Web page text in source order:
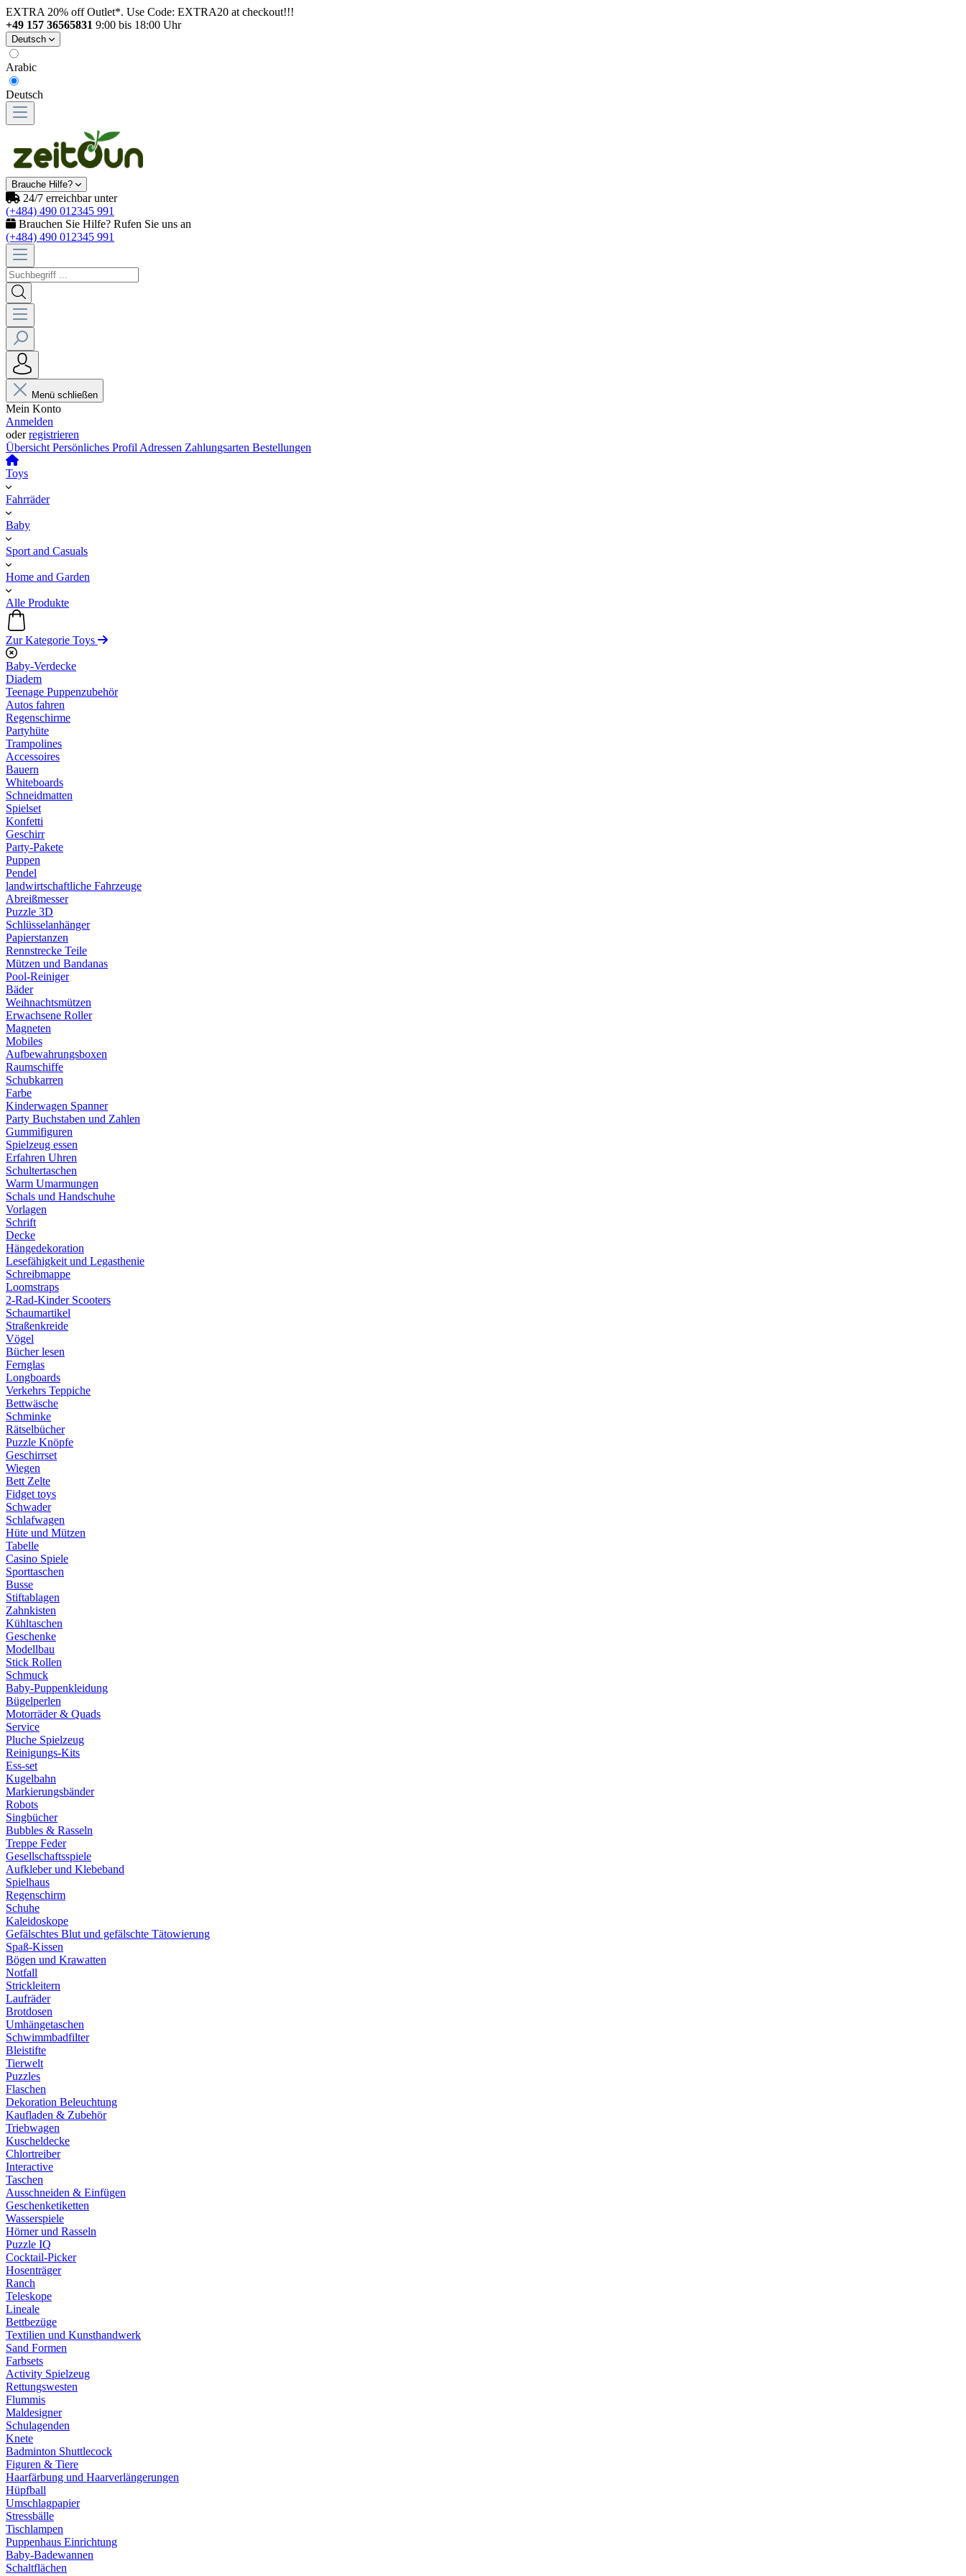
EXTRA 20% off Outlet*. Use Code: EXTRA20 at checkout!!!
+49 157 36565831 9:00 bis 18:00 Uhr
Deutsch
Arabic
Deutsch
Brauche Hilfe?
24/7 erreichbar unter
(+484) 490 012345 991
Brauchen Sie Hilfe? Rufen Sie uns an
(+484) 490 012345 991
Menü schließen
Mein Konto
Anmelden
oderregistrieren
Übersicht Persönliches Profil Adressen Zahlungsarten Bestellungen
Toys
Fahrräder
Baby
Sport and Casuals
Home and Garden
Alle Produkte
Zur Kategorie Toys
Baby-Verdecke
Diadem
Teenage Puppenzubehör
Autos fahren
Regenschirme
Partyhüte
Trampolines
Accessoires
Bauern
Whiteboards
Schneidmatten
Spielset
Konfetti
Geschirr
Party-Pakete
Puppen
Pendel
landwirtschaftliche Fahrzeuge
Abreißmesser
Puzzle 3D
Schlüsselanhänger
Papierstanzen
Rennstrecke Teile
Mützen und Bandanas
Pool-Reiniger
Bäder
Weihnachtsmützen
Erwachsene Roller
Magneten
Mobiles
Aufbewahrungsboxen
Raumschiffe
Schubkarren
Farbe
Kinderwagen Spanner
Party Buchstaben und Zahlen
Gummifiguren
Spielzeug essen
Erfahren Uhren
Schultertaschen
Warm Umarmungen
Schals und Handschuhe
Vorlagen
Schrift
Decke
Hängedekoration
Lesefähigkeit und Legasthenie
Schreibmappe
Loomstraps
2-Rad-Kinder Scooters
Schaumartikel
Straßenkreide
Vögel
Bücher lesen
Fernglas
Longboards
Verkehrs Teppiche
Bettwäsche
Schminke
Rätselbücher
Puzzle Knöpfe
Geschirrset
Wiegen
Bett Zelte
Fidget toys
Schwader
Schlafwagen
Hüte und Mützen
Tabelle
Casino Spiele
Sporttaschen
Busse
Stiftablagen
Zahnkisten
Kühltaschen
Geschenke
Modellbau
Stick Rollen
Schmuck
Baby-Puppenkleidung
Bügelperlen
Motorräder & Quads
Service
Pluche Spielzeug
Reinigungs-Kits
Ess-set
Kugelbahn
Markierungsbänder
Robots
Singbücher
Bubbles & Rasseln
Treppe Feder
Gesellschaftsspiele
Aufkleber und Klebeband
Spielhaus
Regenschirm
Schuhe
Kaleidoskope
Gefälschtes Blut und gefälschte Tätowierung
Spaß-Kissen
Bögen und Krawatten
Notfall
Strickleitern
Laufräder
Brotdosen
Umhängetaschen
Schwimmbadfilter
Bleistifte
Tierwelt
Puzzles
Flaschen
Dekoration Beleuchtung
Kaufladen & Zubehör
Triebwagen
Kuscheldecke
Chlortreiber
Interactive
Taschen
Ausschneiden & Einfügen
Geschenketiketten
Wasserspiele
Hörner und Rasseln
Puzzle IQ
Cocktail-Picker
Hosenträger
Ranch
Teleskope
Lineale
Bettbezüge
Textilien und Kunsthandwerk
Sand Formen
Farbsets
Activity Spielzeug
Rettungswesten
Flummis
Maldesigner
Schulagenden
Knete
Badminton Shuttlecock
Figuren & Tiere
Haarfärbung und Haarverlängerungen
Hüpfball
Umschlagpapier
Stressbälle
Tischlampen
Puppenhaus Einrichtung
Baby-Badewannen
Schaltflächen